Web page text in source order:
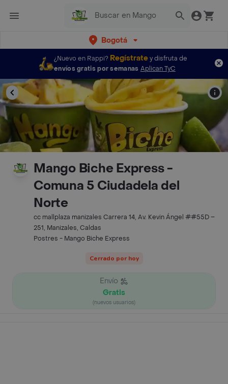
Bogotá
¿Nuevo en Rappi? Regístratey disfruta de
envíos gratis por semanas Aplican TyC
Mango Biche Express -
Comuna 5 Ciudadela del
Norte
cc mallplaza manizales Carrera 14, Av. Kevin Ángel ##55D –
251, Manizales, Caldas
Postres - Mango Biche Express
Cerrado por hoy
Envío
Gratis
(nuevos usuarios)